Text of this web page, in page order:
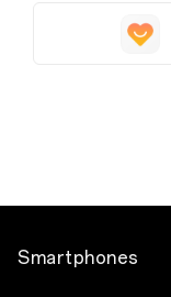
Smartphones